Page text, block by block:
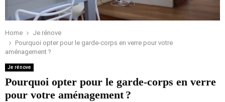
Home
Je rénove
Pourquoi opter pour le garde-corps en verre pour votre
aménagement ?
Je rénove
Pourquoi opter pour le garde-corps en verre
pour votre aménagement ?